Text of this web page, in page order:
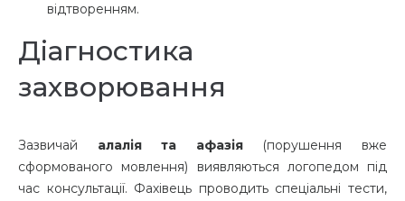
відтворенням.
Діагностика
захворювання
Зазвичай алалія та афазія(порушення вже
сформованого мовлення) виявляються логопедом під
час консультації. Фахівець проводить спеціальні тести,